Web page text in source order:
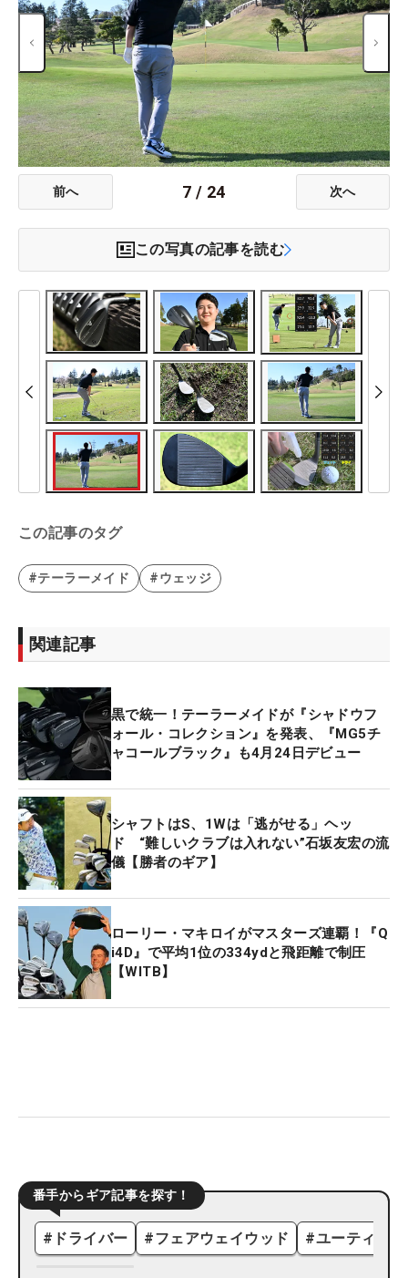
前へ 7 / 24 次へ
この写真の記事を読む
この記事のタグ
#テーラーメイド #ウェッジ
関連記事
黒で統一！テーラーメイドが『シャドウフ
ォール・コレクション』を発表、『MG5チ
ャコールブラック』も4月24日デビュー
シャフトはS、1Wは「逃がせる」ヘッ
ド “難しいクラブは入れない”石坂友宏の流
儀【勝者のギア】
ローリー・マキロイがマスターズ連覇！『Q
i4D』で平均1位の334ydと飛距離で制圧
【WITB】
番手からギア記事を探す！
# ドライバー #フェアウェイウッド #ユーティリ